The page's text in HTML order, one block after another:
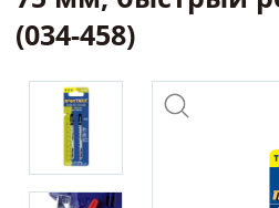
(034-458)